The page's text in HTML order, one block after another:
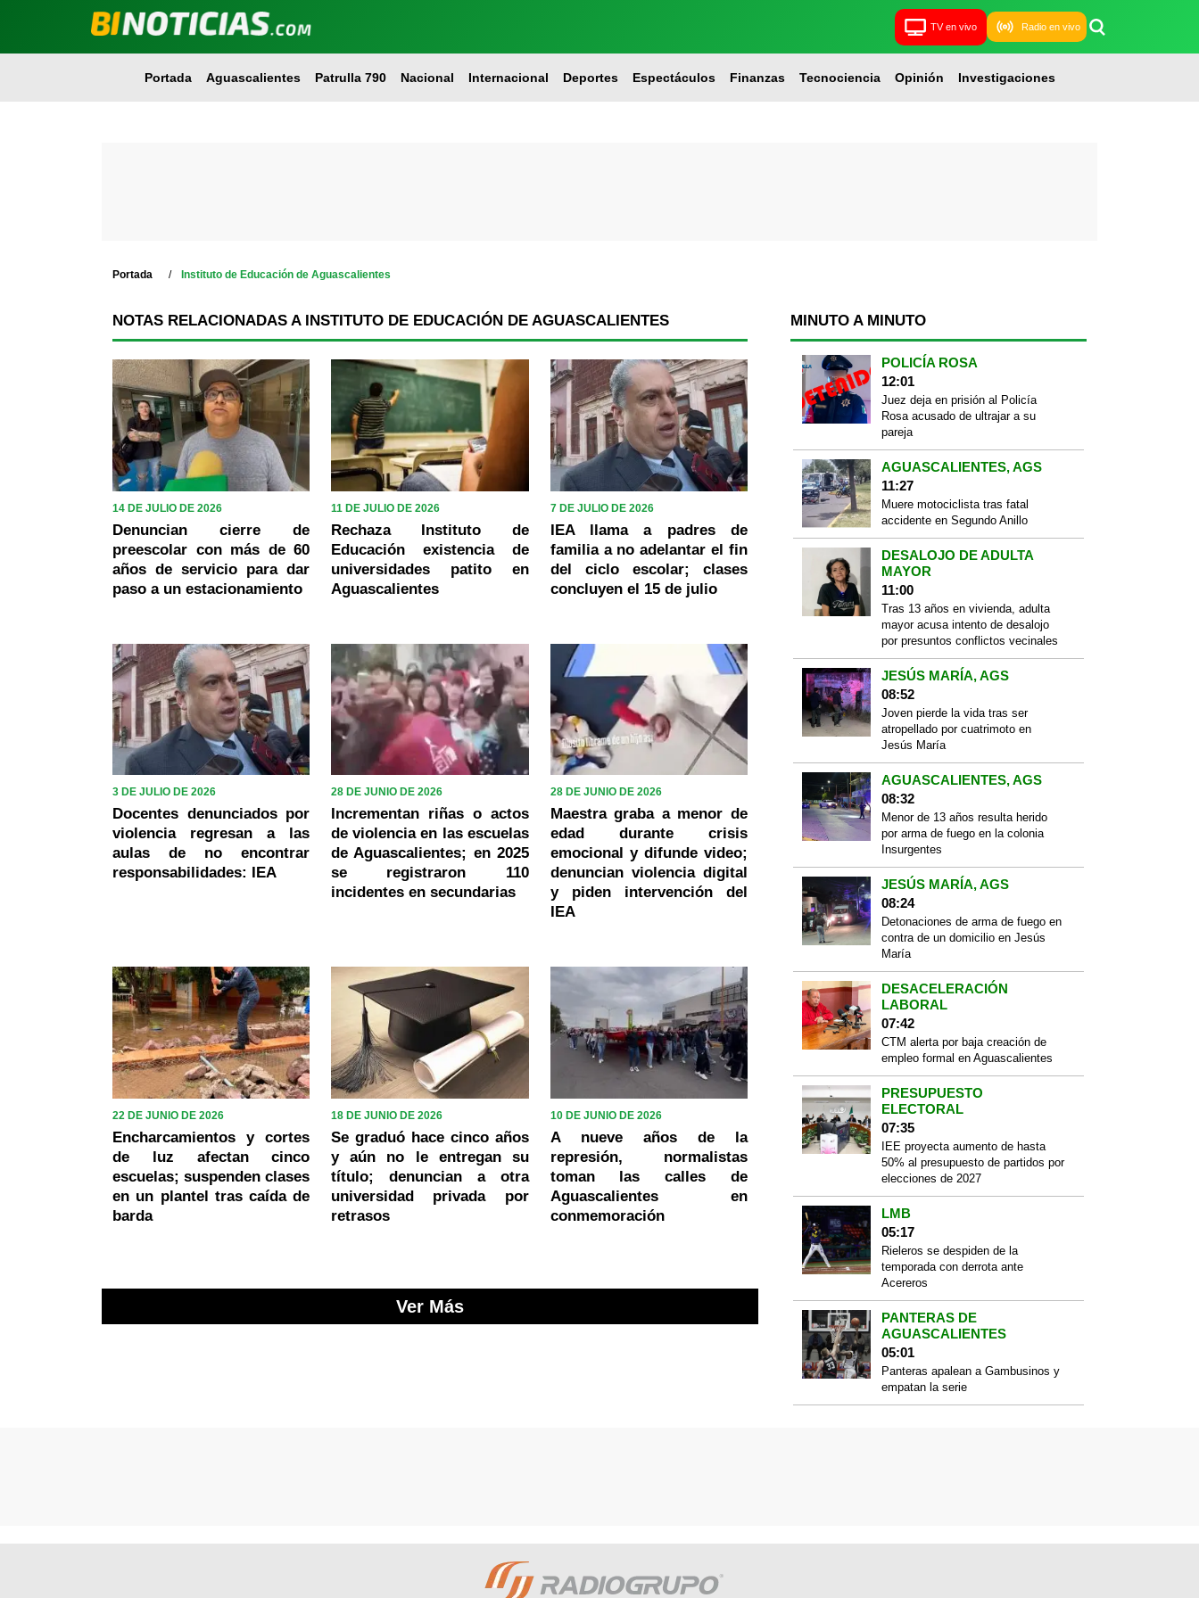
TV en vivo Radio en vivo
Portada Aguascalientes Patrulla 790 Nacional Internacional Deportes Espectáculos Finanzas Tecnociencia Opinión Investigaciones
Portada Instituto de Educación de Aguascalientes
NOTAS RELACIONADAS A INSTITUTO DE EDUCACIÓN DE AGUASCALIENTES
14 DE JULIO DE 2026
Denuncian cierre de
preescolar con más de 60
años de servicio para dar
paso a un estacionamiento
11 DE JULIO DE 2026
Rechaza Instituto de
Educación existencia de
universidades patito en
Aguascalientes
7 DE JULIO DE 2026
IEA llama a padres de
familia a no adelantar el fin
del ciclo escolar; clases
concluyen el 15 de julio
3 DE JULIO DE 2026
Docentes denunciados por
violencia regresan a las
aulas de no encontrar
responsabilidades: IEA
28 DE JUNIO DE 2026
Incrementan riñas o actos
de violencia en las escuelas
de Aguascalientes; en 2025
se registraron 110
incidentes en secundarias
28 DE JUNIO DE 2026
Maestra graba a menor de
edad durante crisis
emocional y difunde video;
denuncian violencia digital
y piden intervención del
IEA
22 DE JUNIO DE 2026
Encharcamientos y cortes
de luz afectan cinco
escuelas; suspenden clases
en un plantel tras caída de
barda
18 DE JUNIO DE 2026
Se graduó hace cinco años
y aún no le entregan su
título; denuncian a otra
universidad privada por
retrasos
10 DE JUNIO DE 2026
A nueve años de la
represión, normalistas
toman las calles de
Aguascalientes en
conmemoración
Ver Más
MINUTO A MINUTO
POLICÍA ROSA
12:01
Juez deja en prisión al Policía
Rosa acusado de ultrajar a su
pareja
AGUASCALIENTES, AGS
11:27
Muere motociclista tras fatal
accidente en Segundo Anillo
DESALOJO DE ADULTA
MAYOR
11:00
Tras 13 años en vivienda, adulta
mayor acusa intento de desalojo
por presuntos conflictos vecinales
JESÚS MARÍA, AGS
08:52
Joven pierde la vida tras ser
atropellado por cuatrimoto en
Jesús María
AGUASCALIENTES, AGS
08:32
Menor de 13 años resulta herido
por arma de fuego en la colonia
Insurgentes
JESÚS MARÍA, AGS
08:24
Detonaciones de arma de fuego en
contra de un domicilio en Jesús
María
DESACELERACIÓN
LABORAL
07:42
CTM alerta por baja creación de
empleo formal en Aguascalientes
PRESUPUESTO
ELECTORAL
07:35
IEE proyecta aumento de hasta
50% al presupuesto de partidos por
elecciones de 2027
LMB
05:17
Rieleros se despiden de la
temporada con derrota ante
Acereros
PANTERAS DE
AGUASCALIENTES
05:01
Panteras apalean a Gambusinos y
empatan la serie